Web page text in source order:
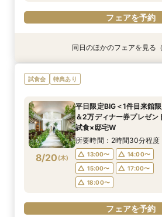
フェアを予約
8/19( )
【複数会場検討の方】会
など徹底比較相談
13:00〜
14:00〜
16:00〜
18:30〜
フェアを予約
8/19( )
当日予約OK＜1件目来館
特典＞豪華試食チケット
所要時間：2時間30分程度
13:00〜
15:00〜
17:00〜
18:00〜
フェアを予約
特典あり
8/19( )
【90分クイック】後日使
ト付＊お気軽相談
13:00〜
14:00〜
15:00〜
18:00〜
フェアを予約
同日のほかのフェアを見る（
試食会 特典あり
8/20 (木)
平日限定BIG＜1件目来館
＆2万ディナー券プレゼ
試食×邸宅W
所要時間：2時間30分程度
13:00〜
14:00〜
15:00〜
17:00〜
18:00〜
フェアを予約